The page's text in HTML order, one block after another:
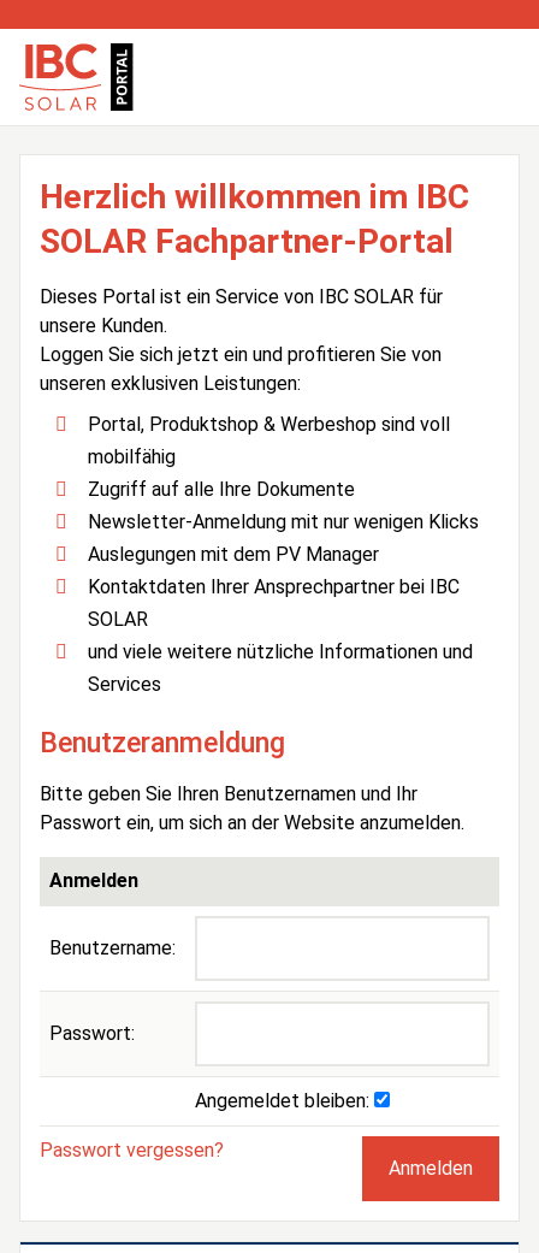
Herzlich willkommen im IBC
SOLAR Fachpartner-Portal
Dieses Portal ist ein Service von IBC SOLAR für
unsere Kunden.
Loggen Sie sich jetzt ein und profitieren Sie von
unseren exklusiven Leistungen:
Portal, Produktshop & Werbeshop sind voll
mobilfähig
Zugriff auf alle Ihre Dokumente
Newsletter-Anmeldung mit nur wenigen Klicks
Auslegungen mit dem PV Manager
Kontaktdaten Ihrer Ansprechpartner bei IBC
SOLAR
und viele weitere nützliche Informationen und
Services
Benutzeranmeldung
Bitte geben Sie Ihren Benutzernamen und Ihr
Passwort ein, um sich an der Website anzumelden.
Anmelden
Benutzername:
Passwort:
Angemeldet bleiben:
Passwort vergessen?